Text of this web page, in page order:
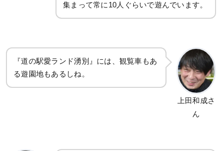
集まって常に10人ぐらいで遊んでいます。
『道の駅愛ランド湧別』には、観覧車もあ
る遊園地もあるしね。
上田和成さ
ん